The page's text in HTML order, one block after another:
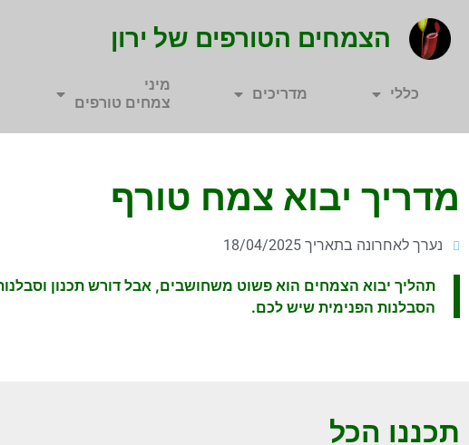
הצמחים הטורפים של ירון
כללי מדריכים
מיני
צמחים טורפים
מדריך יבוא צמח טורף
נערך לאחרונה בתאריך 18/04/2025
תהליך יבוא הצמחים הוא פשוט משחושבים, אבל דורש תכנון
הסבלנות הפנימית שיש לכם.
תכננו הכל